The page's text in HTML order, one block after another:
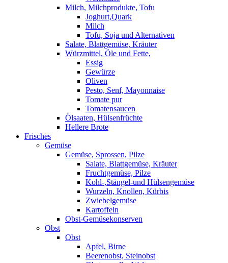
Milch, Milchprodukte, Tofu
Joghurt,Quark
Milch
Tofu, Soja und Alternativen
Salate, Blattgemüse, Kräuter
Würzmittel, Öle und Fette,
Essig
Gewürze
Oliven
Pesto, Senf, Mayonnaise
Tomate pur
Tomatensaucen
Ölsaaten, Hülsenfrüchte
Hellere Brote
Frisches
Gemüse
Gemüse, Sprossen, Pilze
Salate, Blattgemüse, Kräuter
Fruchtgemüse, Pilze
Kohl-,Stängel-und Hülsengemüse
Wurzeln, Knollen, Kürbis
Zwiebelgemüse
Kartoffeln
Obst-Gemüsekonserven
Obst
Obst
Apfel, Birne
Beerenobst, Steinobst